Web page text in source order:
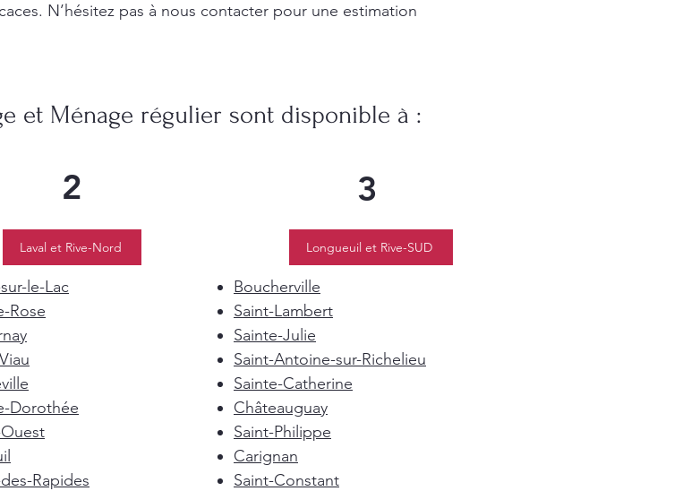
N’hésitez pas à nous contacter pour une estimation
et Ménage régulier sont disponible à :
2
Laval et Rive-Nord
le-Lac
Rose
Dorothée
Rapides
3
Longueuil et Rive-SUD
Boucherville
Saint-Lambert
Sainte-Julie
Saint-Antoine-sur-Richelieu
Sainte-Catherine
Châteauguay
Saint-Philippe
Carignan
Saint-Constant